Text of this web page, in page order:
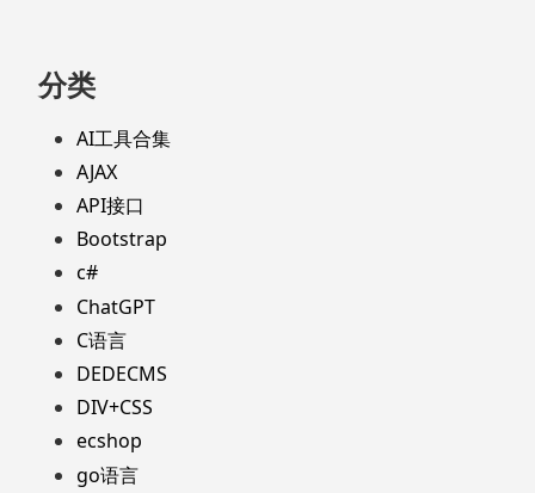
分类
AI工具合集
AJAX
API接口
Bootstrap
c#
ChatGPT
C语言
DEDECMS
DIV+CSS
ecshop
go语言